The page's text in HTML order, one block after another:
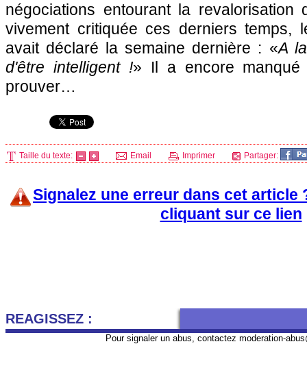
négociations entourant la
vivement critiquée ces derniers temps,
avait déclaré la semaine dernière : «A
d'être intelligent !» Il a encore
prouver…
Taille du texte: Email Imprimer Partager:
Signalez une erreur dans cet article
cliquant sur ce lien
REAGISSEZ :
Pour signaler un abus, contactez moderation-